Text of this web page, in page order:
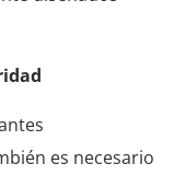
es necesario